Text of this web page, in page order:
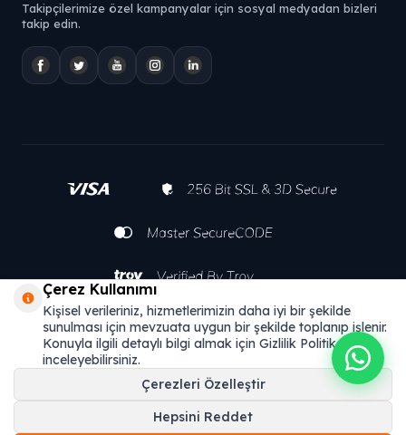
Takipçilerimize özel kampanyalar için sosyal medyadan bizleri
takip edin.
Çerez Kullanımı
Kişisel verileriniz, hizmetlerimizin daha iyi bir şekilde
sunulması için mevzuata uygun bir şekilde toplanıp işlenir.
Konuyla ilgili detaylı bilgi almak için Gizlilik Politikamızı
inceleyebilirsiniz.
Çerezleri Özelleştir
Hepsini Reddet